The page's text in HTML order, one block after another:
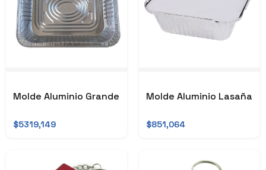
Molde Aluminio Grande
$5319,149
Molde Aluminio Lasaña
$851,064